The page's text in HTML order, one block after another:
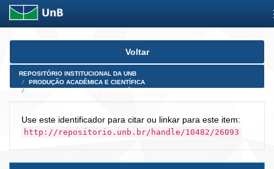
Skip
Voltar
REPOSITÓRIO INSTITUCIONAL DA UNB
PRODUÇÃO ACADÊMICA E CIENTÍFICA
Use este identificador para citar ou linkar para este item:
http://repositorio.unb.br/handle/10482/26093